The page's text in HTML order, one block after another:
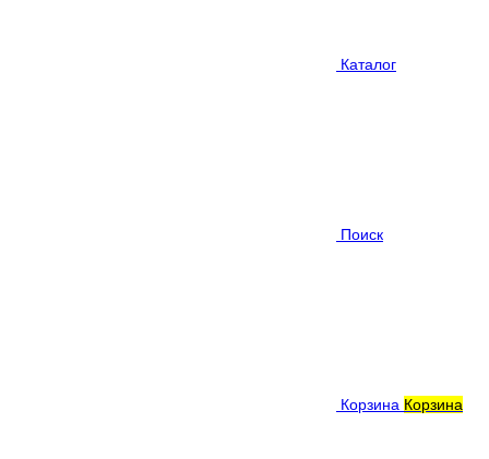
Каталог
Поиск
Корзина Корзина